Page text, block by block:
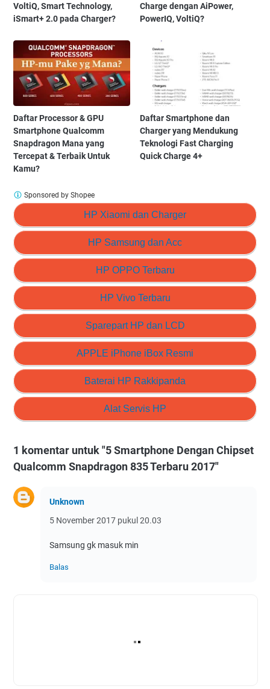
VoltiQ, Smart Technology,
iSmart+ 2.0 pada Charger?
Charge dengan AiPower,
PowerIQ, VoltiQ?
Daftar Processor & GPU
Smartphone Qualcomm
Snapdragon Mana yang
Tercepat & Terbaik Untuk
Kamu?
Daftar Smartphone dan
Charger yang Mendukung
Teknologi Fast Charging
Quick Charge 4+
HP Xiaomi dan Charger
HP Samsung dan Acc
HP OPPO Terbaru
HP Vivo Terbaru
Sparepart HP dan LCD
APPLE iPhone iBox Resmi
Baterai HP Rakkipanda
Alat Servis HP
Sponsored by Shopee
1 komentar untuk "5 Smartphone Dengan Chipset
Qualcomm Snapdragon 835 Terbaru 2017"
Unknown
5 November 2017 pukul 20.03
Samsung gk masuk min
Balas